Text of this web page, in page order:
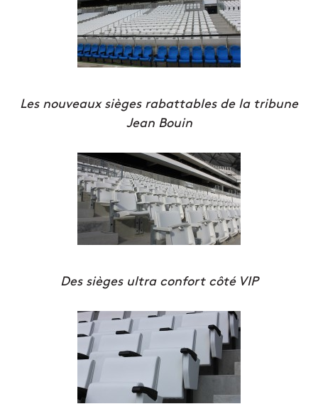
Les nouveaux sièges rabattables de la tribune
Jean Bouin
Des sièges ultra confort côté VIP